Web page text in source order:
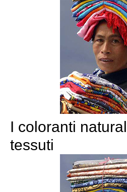
I coloranti
tessuti